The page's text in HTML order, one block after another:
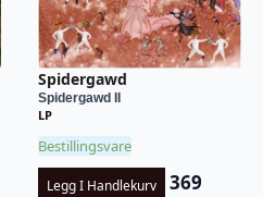
Spidergawd
Spidergawd II
LP
Bestillingsvare
Legg I Handlekurv 369